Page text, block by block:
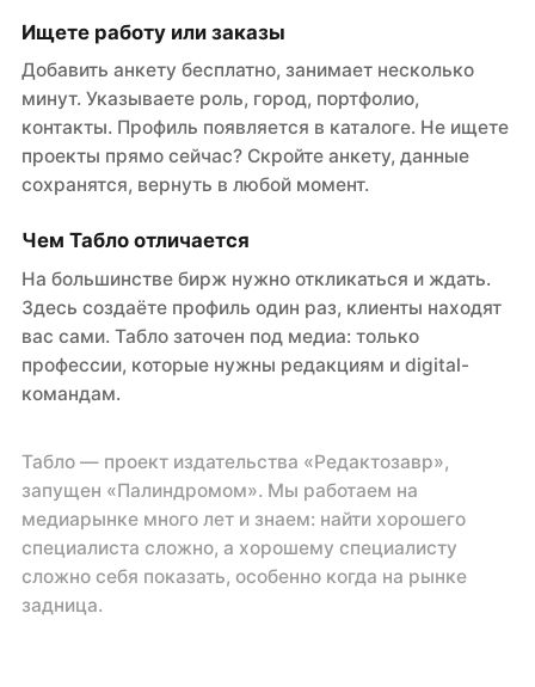
Ищете работу или заказы
Добавить анкету бесплатно, занимает несколько
минут. Указываете роль, город, портфолио,
контакты. Профиль появляется в каталоге. Не ищете
проекты прямо сейчас? Скройте анкету, данные
сохранятся, вернуть в любой момент.
Чем Табло отличается
На большинстве бирж нужно откликаться и ждать.
Здесь создаёте профиль один раз, клиенты находят
вас сами. Табло заточен под медиа: только
профессии, которые нужны редакциям и digital-
командам.
Табло — проект издательства «Редактозавр»,
запущен «Палиндромом». Мы работаем на
медиарынке много лет и знаем: найти хорошего
специалиста сложно, а хорошему специалисту
сложно себя показать, особенно когда на рынке
задница.